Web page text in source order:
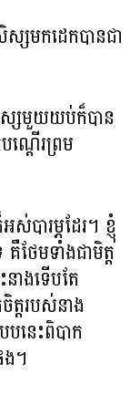
សមកដេកបានជា
ស្សមួយយប់ក៏បាន
ណ្តើរព្រម
ារម្ភដែរ។ ខ្ញុំ
ថែមទាំងជាមិត្ត
នាងទើបតែ
ត្តរបស់នាង
បនេះពិបាក
។